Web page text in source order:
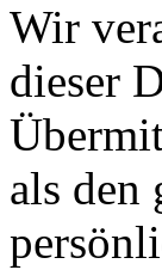
Wir
dieser
als den